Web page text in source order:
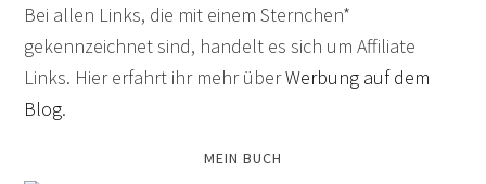
Bei allen Links, die mit einem Sternchen*
gekennzeichnet sind, handelt es sich um Affiliate
Links. Hier erfahrt ihr mehr überWerbung auf dem
Blog.
MEIN BUCH